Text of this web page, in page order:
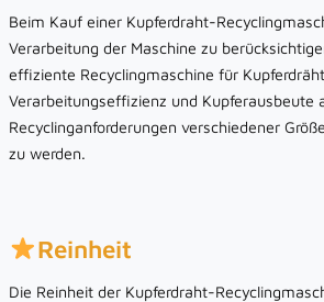
Beim Kauf einer Kupferdraht-
Verarbeitung der Maschine zu
effiziente Recyclingmaschine für
Verarbeitungseffizienz und Kupferausbeute
Recyclinganforderungen verschiedener
zu werden.
Reinheit
Die Reinheit der Kupferdraht-